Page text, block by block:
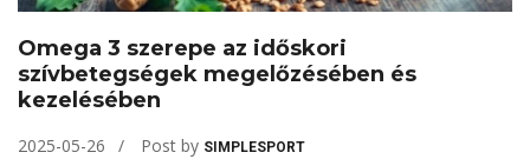
Omega 3 szerepe az időskori
szívbetegségek megelőzésében és
kezelésében
2025-05-26 Post by SIMPLESPORT